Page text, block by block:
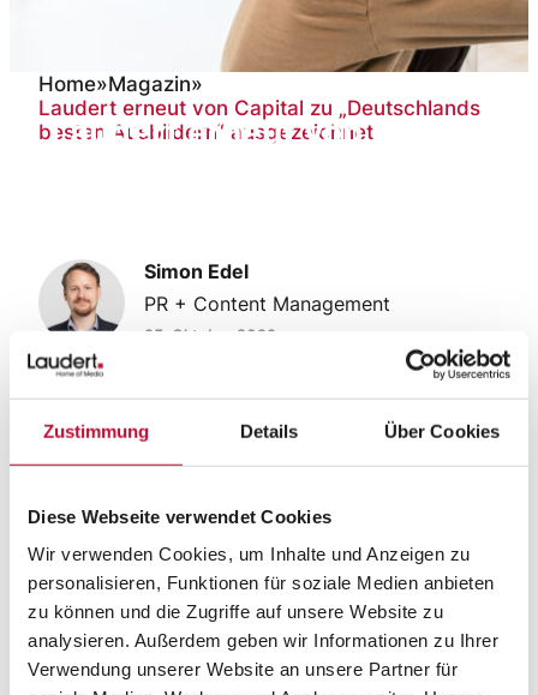
Zustimmung Details Über Cookies
Diese Webseite verwendet Cookies
Wir verwenden Cookies, um Inhalte und Anzeigen zu
personalisieren, Funktionen für soziale Medien anbieten
zu können und die Zugriffe auf unsere Website zu
analysieren. Außerdem geben wir Informationen zu Ihrer
Verwendung unserer Website an unsere Partner für
Laudert erneut von Capital
Home»Magazin»
Laudert erneut von Capital zu „Deutschlands
besten Ausbildern“ ausgezeichnet
Simon Edel
PR + Content Management
25. Oktober 2022
Wirtschaftsmagazin
Capital zeichnet das Home
of Media zu einer von
„Deutschlands besten
Ausbildern“aus
Wie auch im vergangenen Jahr ist Laudert von
Capital als „Top-Ausbilder“ ausgezeichnet worden.
In der zum sechsten Mal durch das